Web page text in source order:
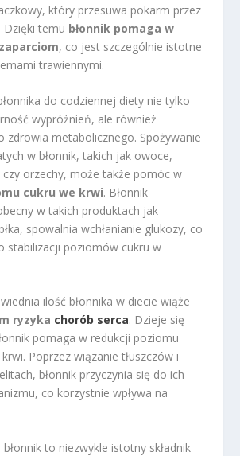
który przesuwa pokarm przez
. Dzięki temu błonnik pomaga w
, co jest szczególnie istotne
trawiennymi.
do codziennej diety nie tylko
wypróżnień, ale również
zdrowia metabolicznego. Spożywanie
w błonnik, takich jak owoce,
czy orzechy, może także pomóc w
cukru we krwi. Błonnik
w takich produktach jak
spowalnia wchłanianie glukozy, co
stabilizacji poziomów cukru w
ilość błonnika w diecie wiąże
ryzyka chorób serca. Dzieje się
pomaga w redukcji poziomu
Poprzez wiązanie tłuszczów i
błonnik przyczynia się do ich
co korzystnie wpływa na
to niezwykle istotny składnik